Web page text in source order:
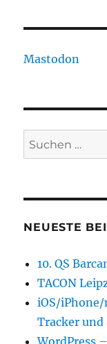
Mastodon
Suchen
nach:
NEUESTE
10. QS
TACON
iOS/iPhone/
Tracker